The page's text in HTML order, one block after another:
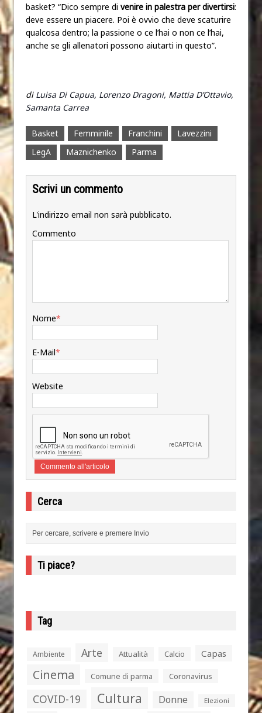
basket? “Dico sempre di venire in palestra per divertirsi:
deve essere un piacere. Poi è ovvio che deve scaturire
qualcosa dentro; la passione o ce l’hai o non ce l’hai,
anche se gli allenatori possono aiutarti in questo”.
di Luisa Di Capua, Lorenzo Dragoni, Mattia D’Ottavio,
Samanta Carrea
Basket Femminile Franchini
Lavezzini
LegA
Maznichenko Parma
Scrivi un commento
L'indirizzo email non sarà pubblicato.
Commento
Nome*
E-Mail*
Website
Cerca
Ti piace?
Tag
Ambiente Arte Attualità Calcio Capas
Cinema Comune di parma Coronavirus
COVID-19 Cultura Donne Elezioni